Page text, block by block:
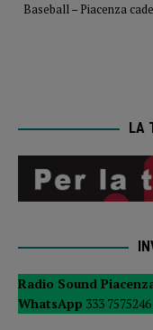
Baseball – Piacenza
LA
Radio Sound
WhatsApp 333